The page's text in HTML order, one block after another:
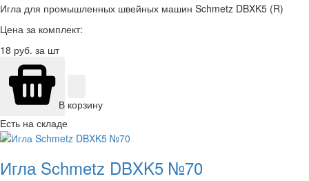
Игла для промышленных швейных машин Schmetz DBXK5 (R)
Цена за комплект:
18 руб. за шт
В корзину
Есть на складе
Игла Schmetz DBXK5 №70